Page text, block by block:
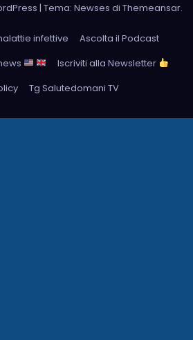
| Tema: Newses di Themeansar.
infettive
Ascolta il Podcast
Iscriviti alla Newsletter
Tg Salutedomani TV